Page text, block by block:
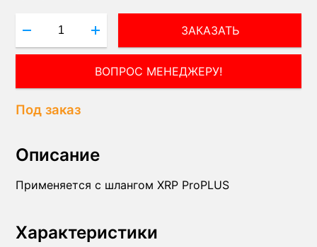
ЗАКАЗАТЬ
ПОЛУЧИТЬ КОНСУЛЬТАЦИЮ ЭКСПЕРТА!
Под заказ
Описание
Применяется с шлангом XRP ProPLUS
Характеристики